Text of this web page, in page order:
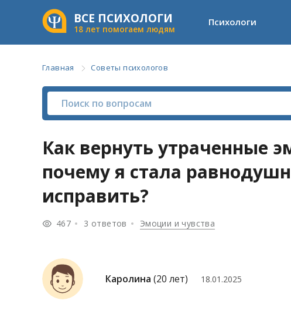
ВСЕ ПСИХОЛОГИ
18 лет помогаем людям
Психологи
Главная Советы психологов
Как вернуть утраченные
почему я стала
исправить?
467 3 ответов Эмоции и чувства
Каролина (20 лет) 18.01.2025